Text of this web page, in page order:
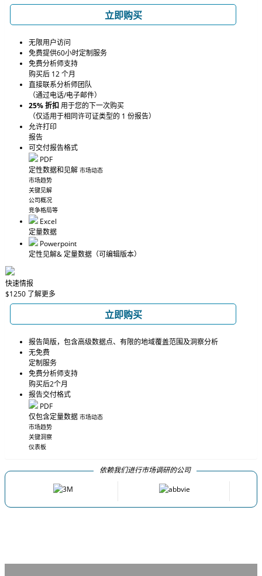
立即购买
无限用户访问
免费提供60小时定制服务
免费分析师支持
购买后 12 个月
直接联系分析师团队
（通过电话/电子邮件）
25% 折扣用于您的下一次购买
（仅适用于相同许可证类型的 1 份报告）
允许打印
报告
可交付报告格式
PDF
定性数据和见解 市场动态
市场趋势
关键见解
公司概况
竞争格局等
Excel
定量数据
Powerpoint
定性见解& 定量数据 （可编辑版本）
快速情报
$1250 了解更多
立即购买
报告简版，包含高级数据点、有限的地域覆盖范围及洞察分析
无免费
定制服务
免费分析师支持
购买后2个月
报告交付格式
PDF
仅包含定量数据 市场动态
市场趋势
关键洞察
仪表板
依赖我们进行市场调研的公司